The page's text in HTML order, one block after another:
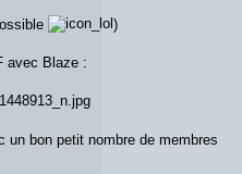
)
avec Blaze :
un bon petit nombre de membres